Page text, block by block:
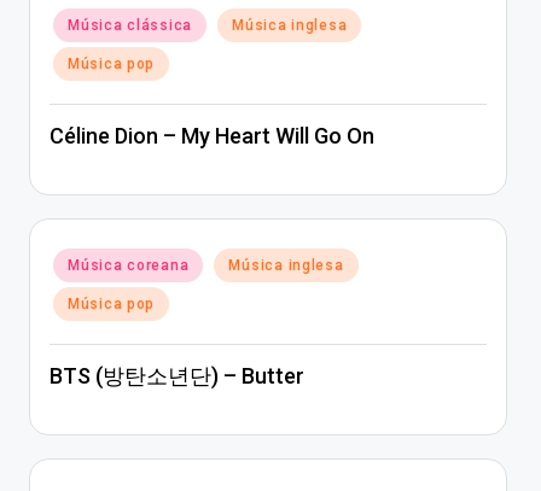
Posted
in
Música clássica Música inglesa
Música pop
Céline Dion – My Heart Will Go On
Posted
in
Música coreana Música inglesa
Música pop
BTS (방탄소년단) – Butter